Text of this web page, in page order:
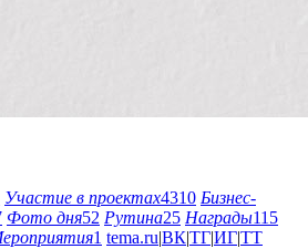
Участие в проектах4310 Бизнес-
Фото дня52 Рутина25 Награды115
1 tema.ru|ВК|ТГ|ИГ|ТТ